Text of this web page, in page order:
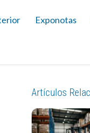
Exponotas
Artículos